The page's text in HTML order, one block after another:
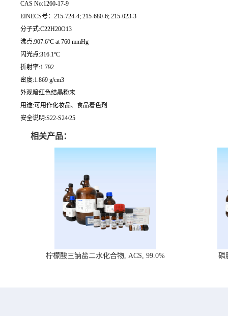
CAS No:1260-17-9
EINECS号：215-724-4; 215-680-6; 215-023-3
分子式:C22H20O13
沸点:907.6ºC at 760 mmHg
闪光点:316.1ºC
折射率:1.792
密度:1.869 g/cm3
外观暗红色结晶粉末
用途:可用作化妆品、食品着色剂
安全说明:S22-S24/25
相关产品：
柠檬酸三钠盐二水化合物, ACS, 99.0% 磷